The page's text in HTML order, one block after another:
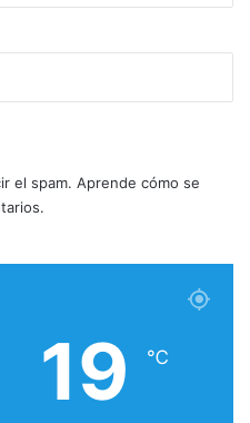
el spam. Aprende cómo se
19 ℃